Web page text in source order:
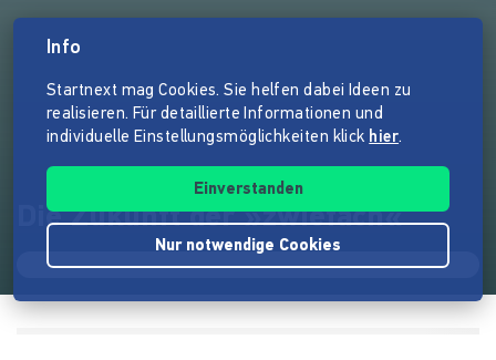
Die Zukunft der »zwiefach«
Info
Startnext mag Cookies. Sie helfen dabei Ideen zu
realisieren. Für detaillierte Informationen und
individuelle Einstellungsmöglichkeiten klick hier.
Einverstanden
Nur notwendige Cookies